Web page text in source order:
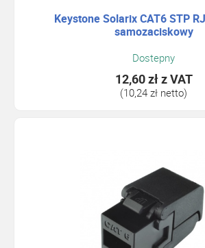
Keystone Solarix CAT6 STP
samozaciskowy
Dostepny
12,60 złz VAT
(10,24 zł netto)